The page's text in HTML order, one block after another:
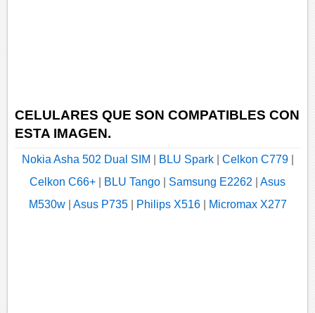
CELULARES QUE SON COMPATIBLES CON
ESTA IMAGEN.
Nokia Asha 502 Dual SIM BLU Spark| Celkon C779|
Celkon C66+
BLU Tango Samsung E2262
Asus
M530w| Asus P735| Philips X516| Micromax X277